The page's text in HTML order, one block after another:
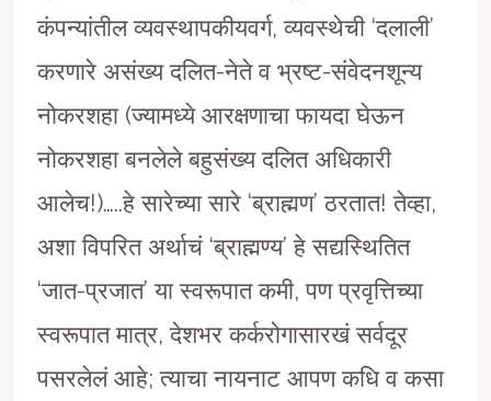
कंपन्यांतील व्यवस्थापकीयवर्ग, व्यवस्थेची ‘दलाली’
करणारे असंख्य दलित-नेते व भ्रष्ट-संवेदनशून्य
नोकरशहा (ज्यामध्ये आरक्षणाचा फायदा घेऊन
नोकरशहा बनलेले बहुसंख्य दलित अधिकारी
आलेच!)…..हे सारेच्या सारे ‘ब्राह्मण’ ठरतात! तेव्हा,
अशा विपरित अर्थाचं ‘ब्राह्मण्य’ हे सद्यस्थितित
‘जात-प्रजात’ या स्वरूपात कमी, पण प्रवृत्तिच्या
स्वरूपात मात्र, देशभर कर्करोगासारखं सर्वदूर
पसरलेलं आहे; त्याचा नायनाट आपण कधि व कसा